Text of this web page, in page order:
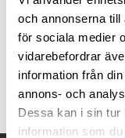
och annonserna till
för sociala medier
vidarebefordrar
information från
annons- och
Dessa kan i sin tur
information som
Läs mer: